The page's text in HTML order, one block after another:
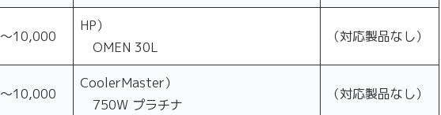
～10,000
HP）
OMEN 30L
（対応製品なし）
～10,000
CoolerMaster）
750W プラチナ
（対応製品なし）